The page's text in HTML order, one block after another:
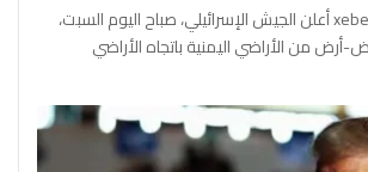
آفرين علو ـ xeber24.net أعلن الجيش الإسرائيلي، صباح اليوم السبت،
أرض من الأراضي اليمنية باتجاه الأراضي